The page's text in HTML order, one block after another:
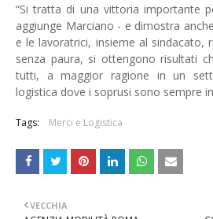
“Si tratta di una vittoria importante
aggiunge Marciano - e dimostra
e le lavoratrici, insieme al sindacato,
senza paura, si ottengono risultati
tutti, a maggior ragione in un
logistica dove i soprusi sono sempre
Tags: Merci e Logistica
VECCHIA